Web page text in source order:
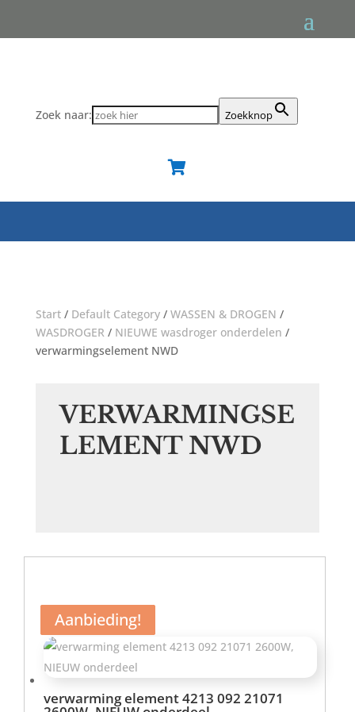
Zoek naar: Zoekknop

Start/ Default Category/ WASSEN & DROGEN /
WASDROGER/ NIEUWE wasdroger onderdelen /
verwarmingselement NWD
VERWARMINGSE
LEMENT NWD
verwarming element 4213 092 21071
Aanbieding!
Aanbieding!
Aanbieding!